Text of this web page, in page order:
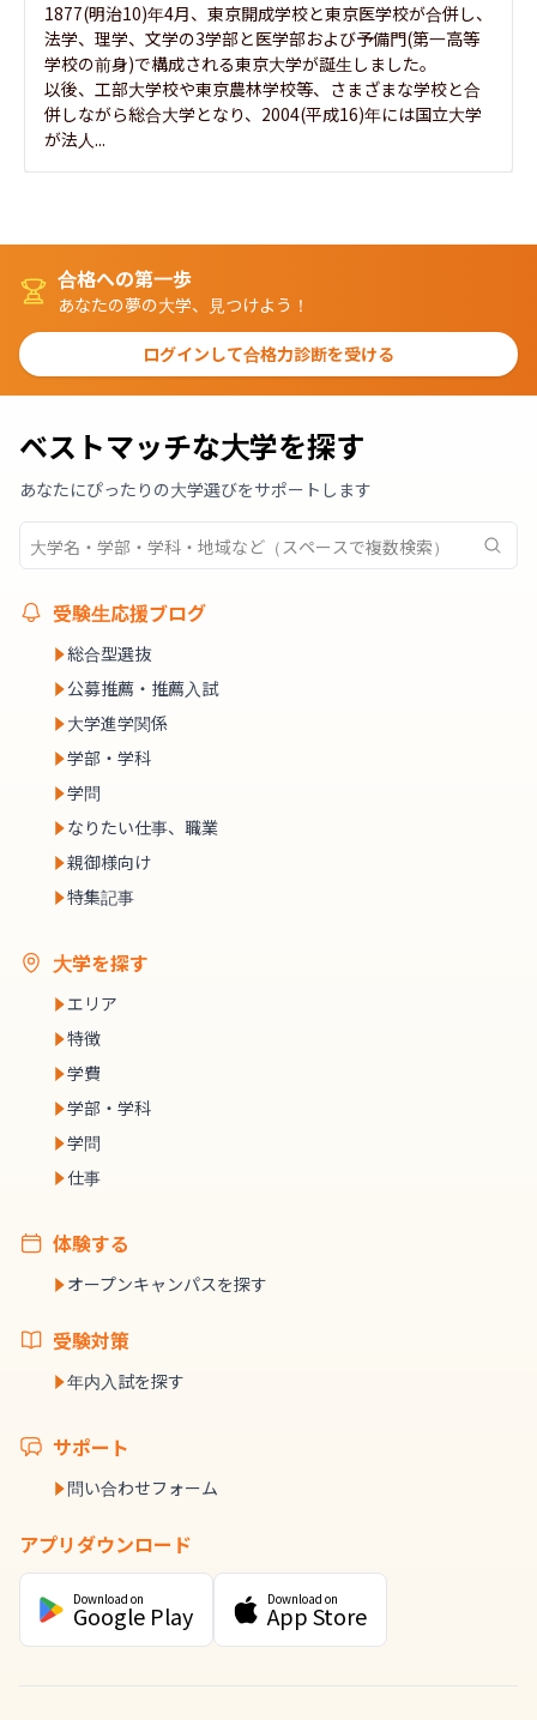
1877(明治10)年4月、東京開成学校と東京医学校が合併し、
法学、理学、文学の3学部と医学部および予備門(第一高等
学校の前身)で構成される東京大学が誕生しました。
以後、工部大学校や東京農林学校等、さまざまな学校と合
併しながら総合大学となり、2004(平成16)年には国立大学
が法人...
合格への第一歩
あなたの夢の大学、見つけよう！
ログインして合格力診断を受ける
ベストマッチな大学を探す
あなたにぴったりの大学選びをサポートします
受験生応援ブログ
総合型選抜
公募推薦・推薦入試
大学進学関係
学部・学科
学問
なりたい仕事、職業
親御様向け
特集記事
大学を探す
エリア
特徴
学費
学部・学科
学問
仕事
体験する
オープンキャンパスを探す
受験対策
年内入試を探す
サポート
問い合わせフォーム
アプリダウンロード
Download on
Google Play
Download on
App Store